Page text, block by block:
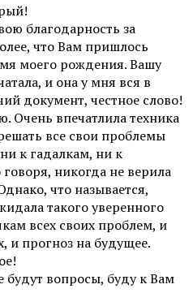
благодарность за
что Вам пришлось
моего рождения. Вашу
и она у мня вся в
документ, честное слово!
Очень впечатлила техника
все свои проблемы
к гадалкам, ни к
никогда не верила
что называется,
такого уверенного
всех своих проблем, и
и прогноз на будущее.
будут вопросы, буду к Вам